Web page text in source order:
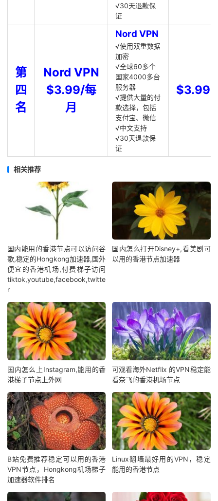
√30天退款保
证
第
四
名
Nord VPN
$3.99/每
月
Nord VPN
√使用双重数据
加密
√全球60多个
国家4000多台
服务器
√提供大量的付
款选择，包括
支付宝、微信
√中文支持
√30天退款保
证
$3.99
相关推荐
国内能用的香港节点可以访问谷
歌,稳定的Hongkong加速器,国外
便宜的香港机场,付费梯子访问
tiktok,youtube,facebook,twitte
r
国内怎么打开Disney+,看美剧可
以用的香港节点加速器
国内怎么上Instagram,能用的香
港梯子节点上外网
可观看海外Netflix 的VPN稳定能
看奈飞的香港机场节点
B站免费推荐稳定可以用的香港
VPN节点，Hongkong机场梯子
加速器软件排名
Linux翻墙最好用的VPN，稳定
能用的香港节点